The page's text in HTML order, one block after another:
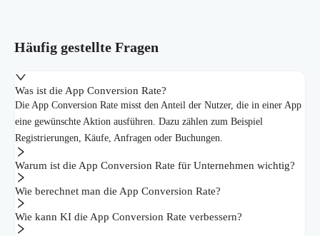
Häufig gestellte Fragen
Was ist die App Conversion Rate?
Die App Conversion Rate misst den Anteil der Nutzer, die in einer App
eine gewünschte Aktion ausführen. Dazu zählen zum Beispiel
Registrierungen, Käufe, Anfragen oder Buchungen.
Warum ist die App Conversion Rate für Unternehmen wichtig?
Wie berechnet man die App Conversion Rate?
Wie kann KI die App Conversion Rate verbessern?